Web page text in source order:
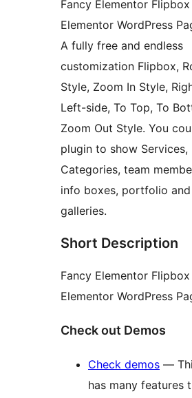
Fancy Elementor
Elementor WordPress
A fully free and endless
customization Flipbox,
Style, Zoom In Style,
Left-side, To Top, To
Zoom Out Style. You
plugin to show Services,
Categories, team
info boxes, portfolio
galleries.
Short Description
Fancy Elementor
Elementor WordPress
Check out Demos
Check demos —
has many features